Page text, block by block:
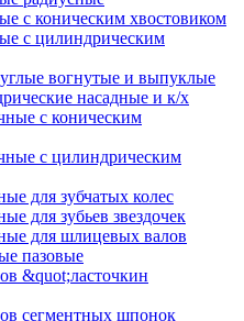
с коническим хвостовиком
с цилиндрическим
вогнутые и выпуклые
насадные и к/х
с коническим
с цилиндрическим
для зубчатых колес
для зубьев звездочек
для шлицевых валов
пазовые
&quot;ласточкин
сегментных шпонок